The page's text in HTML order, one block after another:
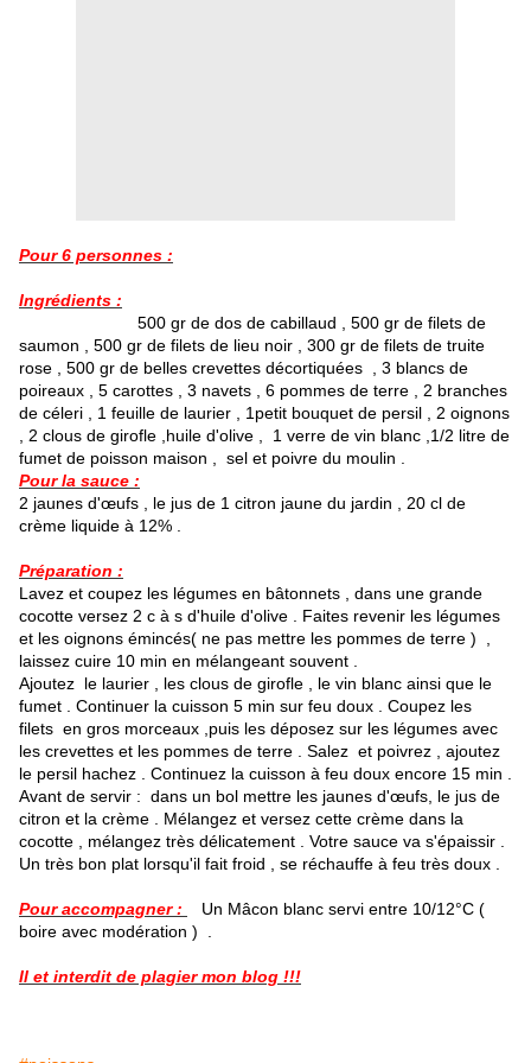
Pour 6 personnes :
Ingrédients :
500 gr de dos de cabillaud , 500 gr de filets de
saumon , 500 gr de filets de lieu noir , 300 gr de filets de truite
rose , 500 gr de belles crevettes décortiquées , 3 blancs de
poireaux , 5 carottes , 3 navets , 6 pommes de terre , 2 branches
de céleri , 1 feuille de laurier , 1petit bouquet de persil , 2 oignons
, 2 clous de girofle ,huile d'olive , 1 verre de vin blanc ,1/2 litre de
fumet de poisson maison , sel et poivre du moulin .
Pour la sauce :
2 jaunes d'œufs , le jus de 1 citron jaune du jardin , 20 cl de
crème liquide à 12% .
Préparation :
Lavez et coupez les légumes en bâtonnets , dans une grande
cocotte versez 2 c à s d'huile d'olive . Faites revenir les légumes
et les oignons émincés( ne pas mettre les pommes de terre ) ,
laissez cuire 10 min en mélangeant souvent .
Ajoutez le laurier , les clous de girofle , le vin blanc ainsi que le
fumet . Continuer la cuisson 5 min sur feu doux . Coupez les
filets en gros morceaux ,puis les déposez sur les légumes avec
les crevettes et les pommes de terre . Salez et poivrez , ajoutez
le persil hachez . Continuez la cuisson à feu doux encore 15 min .
Avant de servir : dans un bol mettre les jaunes d'œufs, le jus de
citron et la crème . Mélangez et versez cette crème dans la
cocotte , mélangez très délicatement . Votre sauce va s'épaissir .
Un très bon plat lorsqu'il fait froid , se réchauffe à feu très doux .
Pour accompagner :
Un Mâcon blanc servi entre 10/12°C (
boire avec modération ) .
Il et interdit de plagier mon blog !!!